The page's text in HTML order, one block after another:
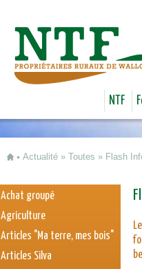
NTF
Actualité » Toutes » Flash
Achat groupé
Agriculture
Articles "Ma terre, mes bois"
Articles Silva